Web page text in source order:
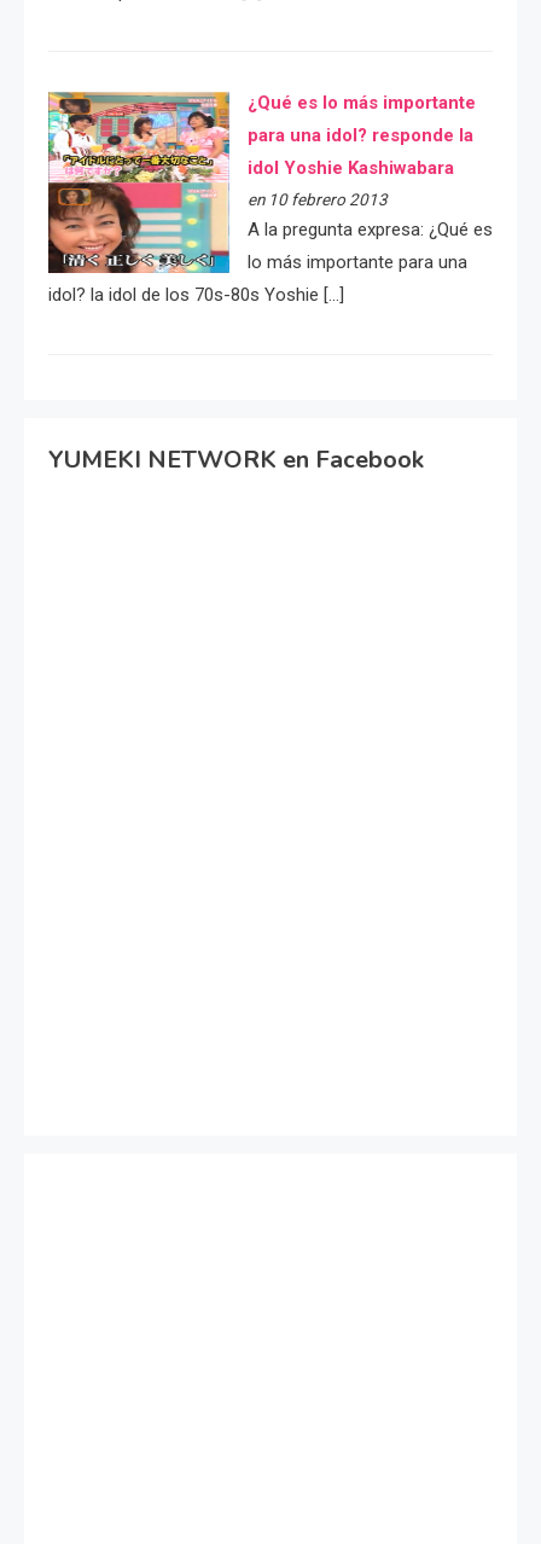
¿Qué es lo más importante
para una idol? responde la
idol Yoshie Kashiwabara
en 10 febrero 2013
A la pregunta expresa: ¿Qué es
lo más importante para una
idol? la idol de los 70s-80s Yoshie […]
YUMEKI NETWORK en Facebook